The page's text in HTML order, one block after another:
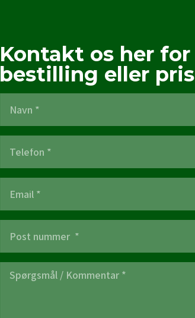
Kontakt os her for
bestilling eller pris